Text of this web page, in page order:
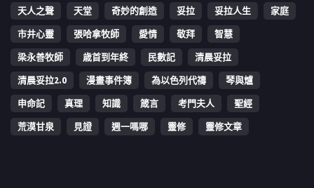
天人之聲
天堂 奇妙的創造 妥拉 妥拉人生
家庭
市井心靈
張哈拿牧師 愛情 敬拜
智慧
梁永善牧師
歳首到年終 民數記
清晨妥拉
清晨妥拉2.0
漫畫事件簿 為以色列代禱
琴與爐
申命記
真理 知識 箴言 考門夫人
聖經
荒漠甘泉
見證 週一嗎哪 靈修 靈修文章